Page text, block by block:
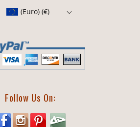
(Euro) (€)
Follow Us On: